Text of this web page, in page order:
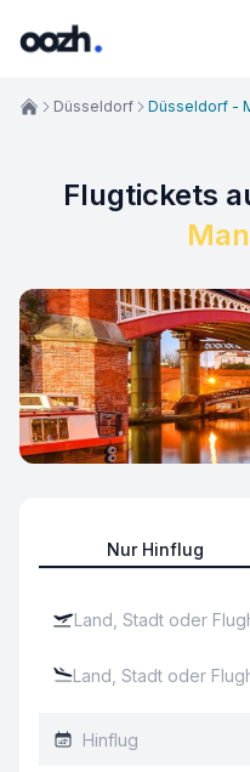
Flugtickets
Nur Hinflug
Düsseldorf Düsseldorf -